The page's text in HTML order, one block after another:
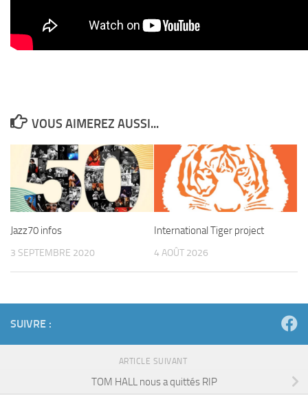
VOUS AIMEREZ AUSSI...
Jazz70 infos
3 SEPTEMBRE 2020
International Tiger project
4 AOÛT 2026
SUIVRE :
ARTICLE SUIVANT
TOM HALL nous a quittés RIP